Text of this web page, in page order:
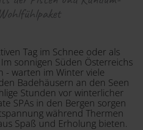
Tag im Schnee oder als
sonnigen Süden Österreichs
- warten im Winter viele
Badehäusern an den Seen
Stunden vor winterlicher
SPAs in den Bergen sorgen
während Thermen
Spaß und Erholung bieten.